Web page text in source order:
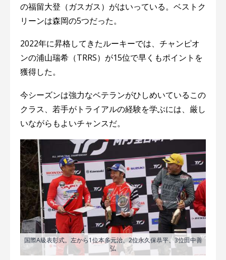
の福留大登（ガスガス）がはいっている。ベストク
リーンは森岡の5つだった。
2022年に昇格してきたルーキーでは、チャンピオ
ンの浦山瑞希（TRRS）が15位で早くもポイントを
獲得した。
今シーズンは強力なベテランがひしめいているこの
クラス、若手がトライアルの経験を学ぶには、厳し
いながらもよいチャンスだ。
国際A級表彰式。左から1位本多元治、2位永久保恭平、3位田中善
弘